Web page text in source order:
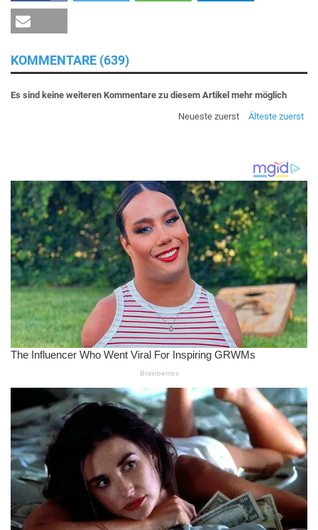
KOMMENTARE (639)
Es sind keine weiteren Kommentare zu diesem Artikel mehr möglich
Neueste zuerst
Älteste zuerst